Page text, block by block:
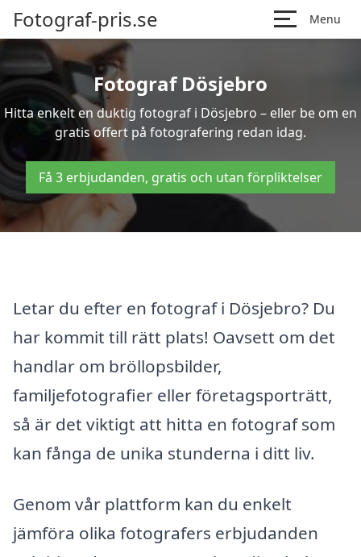
Fotograf-pris.se Menu
Fotograf Dösjebro
Hitta enkelt en duktig fotograf i Dösjebro – eller be om en
gratis offert på fotografering redan idag.
Få 3 erbjudanden, gratis och utan förpliktelser
Letar du efter en fotograf i Dösjebro? Du
har kommit till rätt plats! Oavsett om det
handlar om bröllopsbilder,
familjefotografier eller företagsporträtt,
så är det viktigt att hitta en fotograf som
kan fånga de unika stunderna i ditt liv.
Genom vår plattform kan du enkelt
jämföra olika fotografers erbjudanden